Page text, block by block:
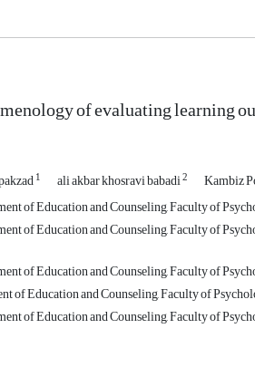
of evaluating learning
1 ali akbar khosravi babadi2 Kambiz
of Education and Counseling, Faculty of
of Education and Counseling, Faculty of
of Education and Counseling, Faculty of
of Education and Counseling, Faculty of
of Education and Counseling, Faculty of